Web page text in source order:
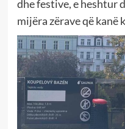
dhe festive, e heshtur
mijëra zërave që kanë